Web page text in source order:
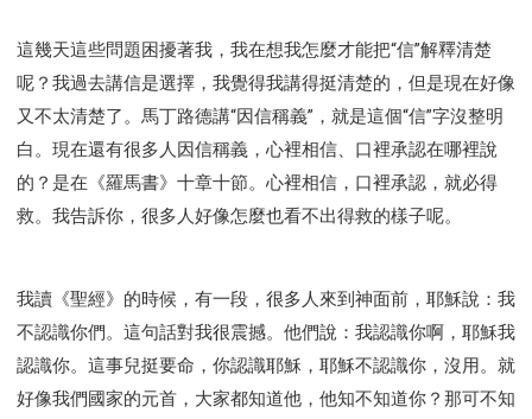
Y136課程 - 如何學習
研習會01 - 醫治釋放
研習會01 - 如何讀聖經
研習會01 - 得著命定成為祝福
研習會01 - 得勝教會的啟示
研習會01 - 教會的牧養
研習會02 - 醫治釋放
研習會02 - 如何查聖經
研習會02 - 得著命定成為祝福
研習會02 - 得勝教會的啟示
研習會02 - 教會的牧養
這幾天這些問題困擾著我，我在想我怎麼才能把“信”解釋清楚
呢？我過去講信是選擇，我覺得我講得挺清楚的，但是現在好像
又不太清楚了。馬丁路德講“因信稱義”，就是這個“信”字沒整明
白。現在還有很多人因信稱義，心裡相信、口裡承認在哪裡說
的？是在《羅馬書》十章十節。心裡相信，口裡承認，就必得
救。我告訴你，很多人好像怎麼也看不出得救的樣子呢。
我讀《聖經》的時候，有一段，很多人來到神面前，耶穌說：我
不認識你們。這句話對我很震撼。他們說：我認識你啊，耶穌我
認識你。這事兒挺要命，你認識耶穌，耶穌不認識你，沒用。就
好像我們國家的元首，大家都知道他，他知不知道你？那可不知